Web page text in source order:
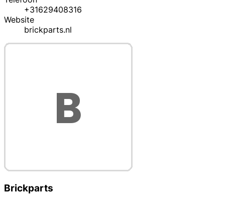
+31629408316
Website
brickparts.nl
Brickparts